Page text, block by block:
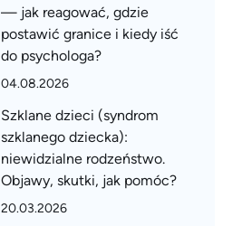
— jak reagować, gdzie
postawić granice i kiedy iść
do psychologa?
04.08.2026
Szklane dzieci (syndrom
szklanego dziecka):
niewidzialne rodzeństwo.
Objawy, skutki, jak pomóc?
20.03.2026